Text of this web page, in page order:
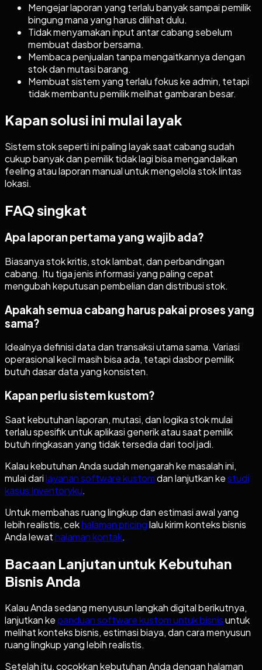
Mengejar laporan yang terlalu banyak sampai pemilik
bingung mana yang harus dilihat dulu.
Tidak menyamakan input antar cabang sebelum
membuat dasbor bersama.
Membaca penjualan tanpa mengaitkannya dengan
stok dan mutasi barang.
Membuat sistem yang terlalu fokus ke admin, tetapi
tidak membantu pemilik melihat gambaran besar.
Kapan solusi ini mulai layak
Sistem stok seperti ini paling layak saat cabang sudah
cukup banyak dan pemilik tidak lagi bisa mengandalkan
feeling atau laporan manual untuk mengelola stok lintas
lokasi.
FAQ singkat
Apa laporan pertama yang wajib ada?
Biasanya stok kritis, stok lambat, dan perbandingan
cabang. Itu tiga jenis informasi yang paling cepat
mengubah keputusan pembelian dan distribusi stok.
Apakah semua cabang harus pakai proses yang
sama?
Idealnya definisi data dan transaksi utama sama. Variasi
operasional kecil masih bisa ada, tetapi dasbor pemilik
butuh dasar data yang konsisten.
Kapan perlu sistem kustom?
Saat kebutuhan laporan, mutasi, dan logika stok mulai
terlalu spesifik untuk aplikasi generik atau saat pemilik
butuh ringkasan yang tidak tersedia dari tool jadi.
Kalau kebutuhan Anda sudah mengarah ke masalah ini,
mulai darilayanan software kustomdan lanjutkan kestudi
kasus Inventoryku.
Untuk membahas ruang lingkup dan estimasi awal yang
lebih realistis, cekhalaman pricinglalu kirim konteks bisnis
Anda lewathalaman kontak.
Bacaan Lanjutan untuk Kebutuhan
Bisnis Anda
Kalau Anda sedang menyusun langkah digital berikutnya,
lanjutkan kepanduan software kustom untuk bisnisuntuk
melihat konteks bisnis, estimasi biaya, dan cara menyusun
ruang lingkup yang lebih realistis.
Setelah itu, cocokkan kebutuhan Anda dengan halaman